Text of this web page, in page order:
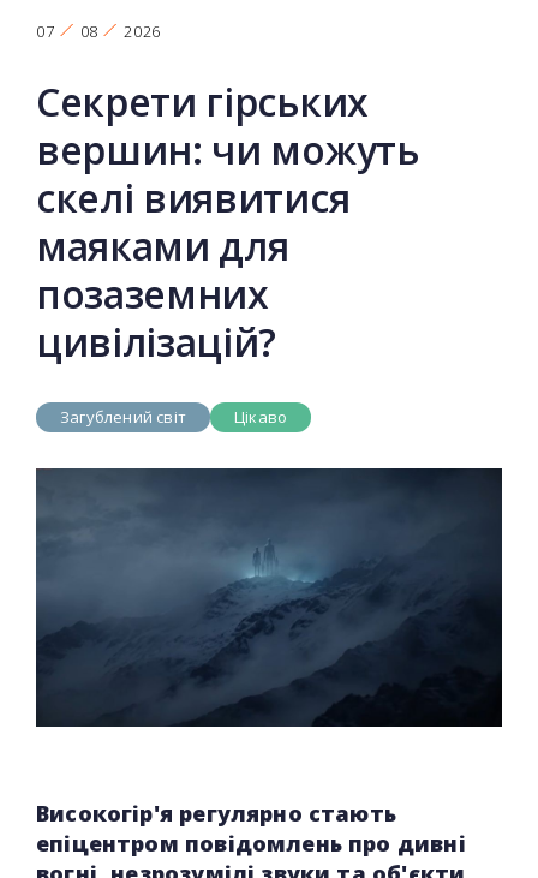
07 08 2026
Секрети гірських
вершин: чи можуть
скелі виявитися
маяками для
позаземних
цивілізацій?
Загублений світ Цікаво
Високогір'я регулярно стають
епіцентром повідомлень про дивні